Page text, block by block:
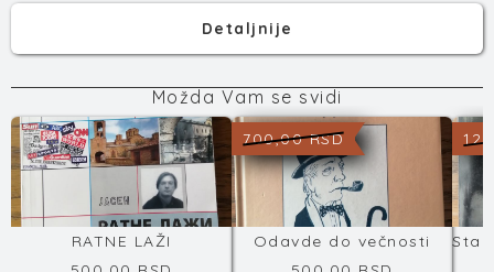
Detaljnije
Možda Vam se svidi
RATNE LAŽI
700,00 RSD
Odavde do večnosti